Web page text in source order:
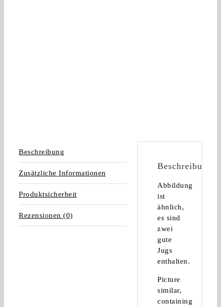
Beschreibung
Zusätzliche Informationen
Produktsicherheit
Rezensionen (0)
Beschreibung
Abbildung
ist
ähnlich,
es sind
zwei
gute
Jugs
enthalten.
Picture
similar,
containing